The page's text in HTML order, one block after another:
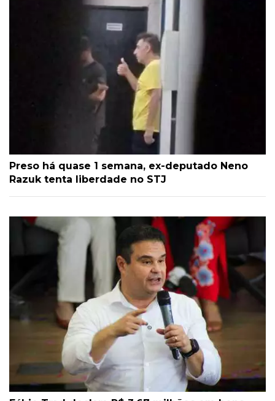
Preso há quase 1 semana, ex-deputado Neno
Razuk tenta liberdade no STJ